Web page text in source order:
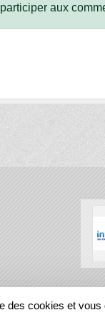
aux
des cookies et